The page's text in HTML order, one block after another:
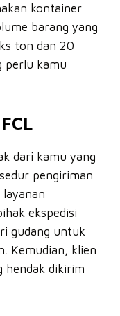
kontainer
barang yang
ton dan 20
perlu kamu
dari kamu yang
pengiriman
ekspedisi
gudang untuk
Kemudian, klien
hendak dikirim